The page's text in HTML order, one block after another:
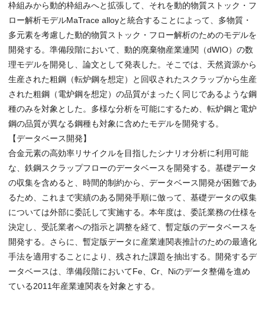
枠組みから動的枠組みへと拡張して、それを動的物質ストック・フ
ロー解析モデルMaTrace alloyと統合することによって、多物質・
多元素を考慮した動的物質ストック・フロー解析のためのモデルを
開発する。準備段階において、動的廃棄物産業連関（dWIO）の数
理モデルを開発し、論文として発表した。そこでは、天然資源から
生産された粗鋼（転炉鋼を想定）と回収されたスクラップから生産
された粗鋼（電炉鋼を想定）の品質がまったく同じであるような鋼
種のみを対象とした。多様な分析を可能にするため、転炉鋼と電炉
鋼の品質が異なる鋼種も対象に含めたモデルを開発する。
【データベース開発】
合金元素の高効率リサイクルを目指したシナリオ分析に利用可能
な、鉄鋼スクラップフローのデータベースを開発する。基礎データ
の収集を含めると、時間的制約から、データベース開発が困難であ
るため、これまで実績のある開発手順に倣って、基礎データの収集
については外部に委託して実施する。本年度は、委託業務の仕様を
決定し、受託業者への指示と調整を経て、暫定版のデータベースを
開発する。さらに、暫定版データに産業連関表推計のための最適化
手法を適用することにより、残された課題を抽出する。開発するデ
ータベースは、準備段階においてFe、Cr、Niのデータ整備を進め
ている2011年産業連関表を対象とする。